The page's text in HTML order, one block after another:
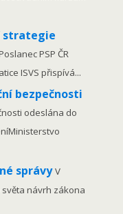
strategie
PSP ČR
ISVS přispívá...
bezpečnosti
odeslána do
správyV
návrh zákona